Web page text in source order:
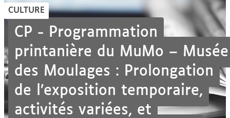
CULTURE
CP - Programmation
printanière du MuMo – Musée
des Moulages : Prolongation
de l’exposition temporaire,
activités variées, et